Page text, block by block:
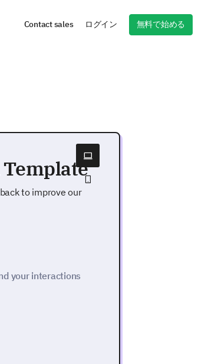
Contact sales ログイン 無料で始める
to improve our
your interactions